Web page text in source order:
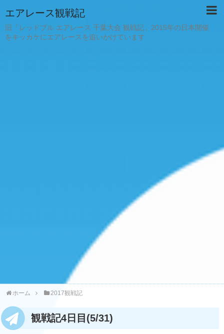
エアレース観戦記
旧「レッドブル エアレース 千葉大会 観戦記」2015年の日本開催
をキッカケにエアレースを追いかけています
ホーム 2017観戦記
観戦記4日目(5/31)